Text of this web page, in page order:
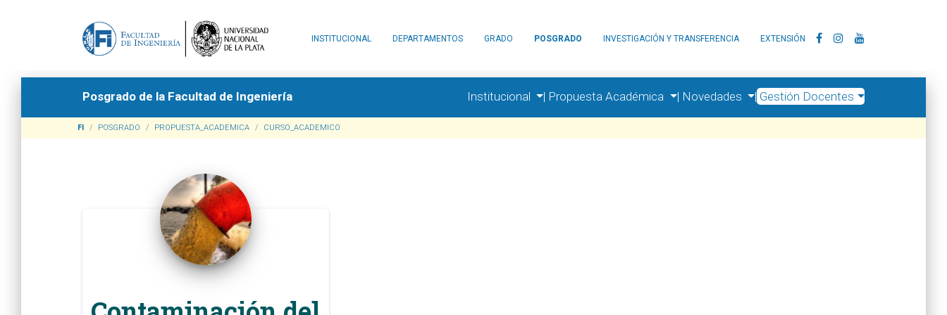
INSTITUCIONAL DEPARTAMENTOS GRADO POSGRADO INVESTIGACIÓN Y TRANSFERENCIA EXTENSIÓN
Posgrado de la Facultad de Ingeniería Institucional | Propuesta Académica | Novedades | Gestión Docentes
FI POSGRADO PROPUESTA_ACADEMICA CURSO_ACADEMICO